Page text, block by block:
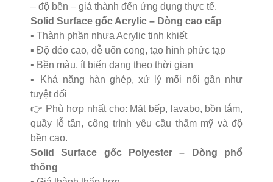
– độ bền – giá thành đến ứng dụng thực tế.
Solid Surface gốc Acrylic – Dòng cao cấp
▪️ Thành phần nhựa Acrylic tinh khiết
▪️ Độ dẻo cao, dễ uốn cong, tạo hình phức tạp
▪️ Bền màu, ít biến dạng theo thời gian
▪️ Khả năng hàn ghép, xử lý mối nối gần như
tuyệt đối
👉 Phù hợp nhất cho: Mặt bếp, lavabo, bồn tắm,
quầy lễ tân, công trình yêu cầu thẩm mỹ và độ
bền cao.
Solid Surface gốc Polyester – Dòng phổ
thông